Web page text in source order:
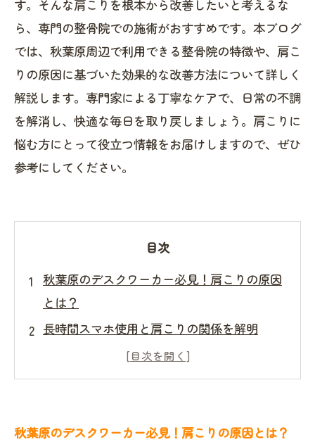
す。そんな肩こりを根本から改善したいと考えるな
ら、専門の整骨院での施術がおすすめです。本ブログ
では、秋葉原周辺で利用できる整骨院の特徴や、肩こ
りの原因に基づいた効果的な改善方法について詳しく
解説します。専門家による丁寧なケアで、日常の不調
を解消し、快適な毎日を取り戻しましょう。肩こりに
悩む方にとって役立つ情報をお届けしますので、ぜひ
参考にしてください。
目次
秋葉原のデスクワーカー必見！肩こりの原因
とは？
長時間スマホ使用と肩こりの関係を解明
肩こり放置で起こる意外なトラブルとは？
秋葉原の整骨院で受ける肩こり施術の流れを
専門家が語る！根本から肩こりを改善する秘
秋葉原のデスクワーカー必見！肩こりの原因とは？